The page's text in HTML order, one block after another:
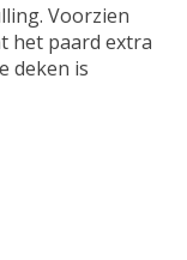
Voorzien
het paard extra
deken is